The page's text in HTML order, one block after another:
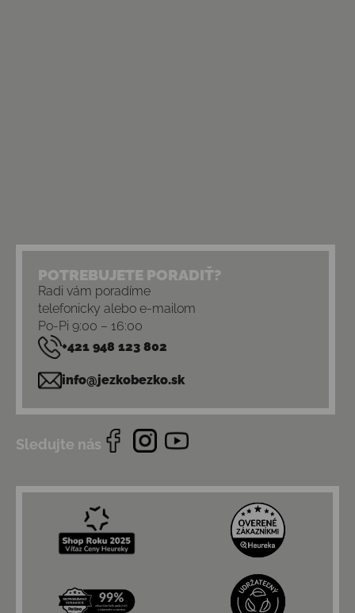
POTREBUJETE PORADIŤ?
Radi vám poradíme
telefonicky alebo e-mailom
Po-Pi 9:00 – 16:00
+421 948 123 802
info@jezkobezko.sk
Sledujte nás